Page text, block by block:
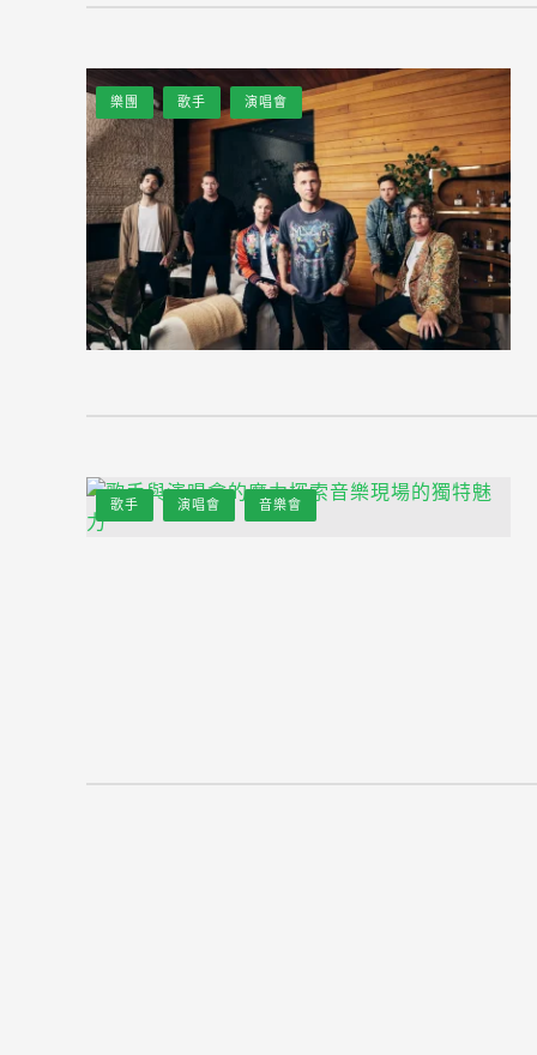
樂團 歌手 演唱會
歌手 演唱會 音樂會